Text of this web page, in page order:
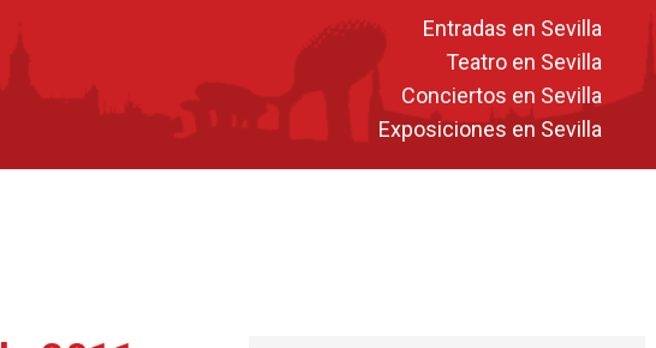
Entradas en Sevilla
Teatro en Sevilla
Conciertos en Sevilla
Exposiciones en Sevilla